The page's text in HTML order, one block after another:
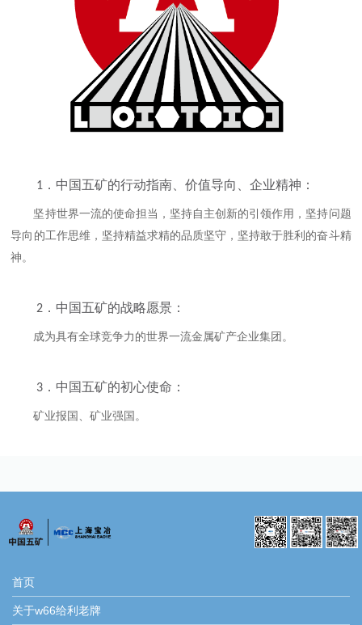
1 ．中国五矿的行动指南、价值导向、企业精神：
坚持世界一流的使命担当，坚持自主创新的引领作用，坚持问题
导向的工作思维，坚持精益求精的品质坚守，坚持敢于胜利的奋斗精
神。
2．中国五矿的战略愿景：
成为具有全球竞争力的世界一流金属矿产企业集团。
3．中国五矿的初心使命：
矿业报国、矿业强国。
首页
关于w66给利老牌